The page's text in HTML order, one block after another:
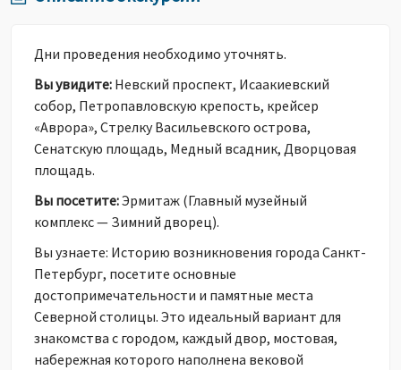
Дни проведения необходимо уточнять.
Вы увидите: Невский проспект, Исаакиевский
собор, Петропавловскую крепость, крейсер
«Аврора», Стрелку Васильевского острова,
Сенатскую площадь, Медный всадник, Дворцовая
площадь.
Вы посетите:Эрмитаж (Главный музейный
комплекс — Зимний дворец).
Вы узнаете: Историю возникновения города Санкт-
Петербург, посетите основные
достопримечательности и памятные места
Северной столицы. Это идеальный вариант для
знакомства с городом, каждый двор, мостовая,
набережная которого наполнена вековой